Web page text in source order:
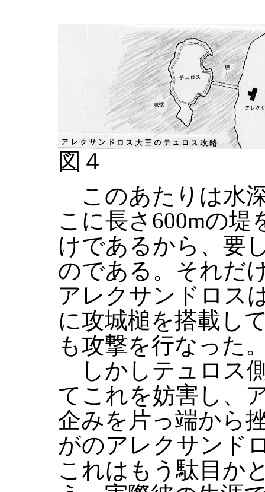
図４
このあたりは水
こに長さ600mの堤
けであるから、要
のである。それだ
アレクサンドロス
に攻城槌を搭載し
も攻撃を行なった
しかしテュロス
てこれを妨害し、
企みを片っ端から
がのアレクサンド
これはもう駄目か